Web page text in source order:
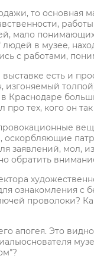
то основная
мало
людей в музее,
с работами,
есть и
изгоняемый
в Краснодаре
про тех, кого он
заявлений, мол,
обратить
ознакомления с
проволоки?
апогея. Это